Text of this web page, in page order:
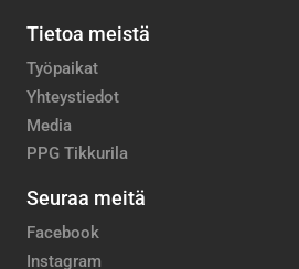
Tietoa meistä
Työpaikat
Yhteystiedot
Media
PPG Tikkurila
Seuraa meitä
Facebook
Instagram